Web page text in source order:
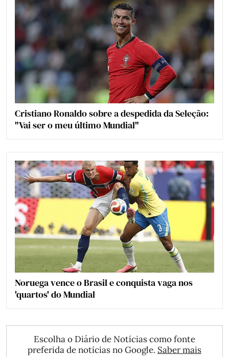
Cristiano Ronaldo sobre a despedida da Seleção:
"Vai ser o meu último Mundial"
Noruega vence o Brasil e conquista vaga nos
'quartos' do Mundial
Escolha o Diário de Notícias como fonte
preferida de notícias no Google. Saber mais